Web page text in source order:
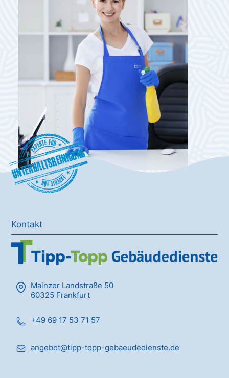
Unterhaltsreinigung
Kontakt
Mainzer Landstraße 50
60325 Frankfurt
+49 69 17 53 71 57
angebot@tipp-topp-gebaeudedienste.de